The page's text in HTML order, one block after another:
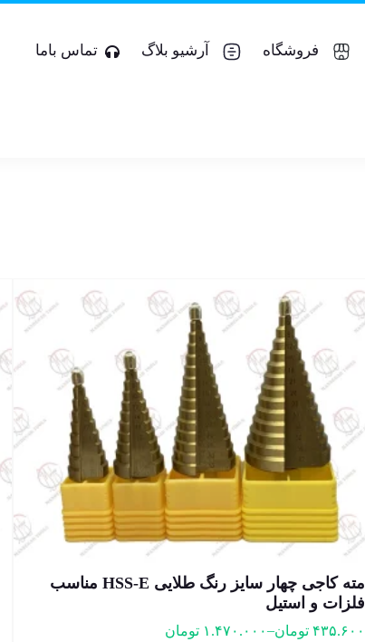
فروشگاه آرشیو بلاگ تماس باما
مته کاجی چهار سایز رنگ طلایی HSS-E مناسب
فلزات و استیل
۴۳۵.۶۰۰ تومان–۱.۴۷۰.۰۰۰ تومان